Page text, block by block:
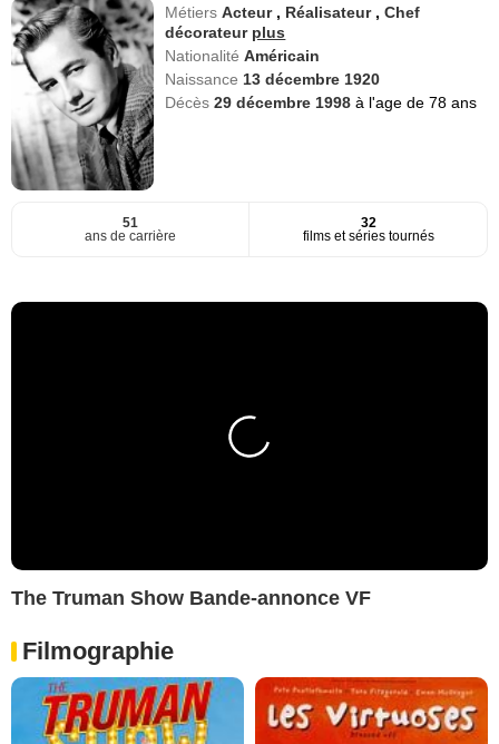
MétiersActeur , Réalisateur ,Chef
décorateur plus
NationalitéAméricain
Naissance 13 décembre 1920
Décès29 décembre 1998à l'age de 78 ans
51
ans de carrière
32
films et séries tournés
The Truman Show Bande-annonce VF
Filmographie